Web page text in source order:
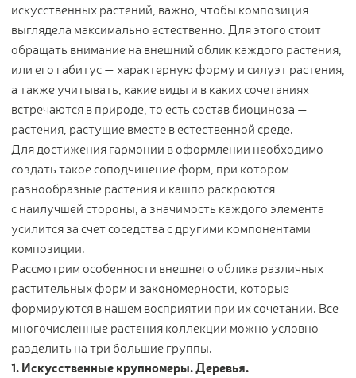
Новости
Статьи
СМИ о нас
искусственных растений, важно, чтобы композиция
выглядела максимально естественно. Для этого стоит
обращать внимание на внешний облик каждого растения,
или его габитус — характерную форму и силуэт растения,
а также учитывать, какие виды и в каких сочетаниях
встречаются в природе, то есть состав биоциноза —
растения, растущие вместе в естественной среде.
Для достижения гармонии в оформлении необходимо
создать такое соподчинение форм, при котором
разнообразные растения и кашпо раскроются
с наилучшей стороны, а значимость каждого элемента
усилится за счет соседства с другими компонентами
композиции.
Рассмотрим особенности внешнего облика различных
растительных форм и закономерности, которые
формируются в нашем восприятии при их сочетании. Все
многочисленные растения коллекции можно условно
разделить на три большие группы.
1. Искусственные крупномеры. Деревья.